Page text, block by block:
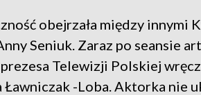
obejrzała między innymi
Seniuk. Zaraz po seansie
Telewizji Polskiej
-Loba. Aktorka nie